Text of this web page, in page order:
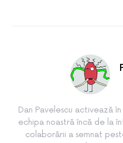
Dan Pavelescu activează
echipa noastră încă de la
colaborării a semnat